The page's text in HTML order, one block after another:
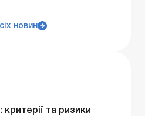
новин
та ризики